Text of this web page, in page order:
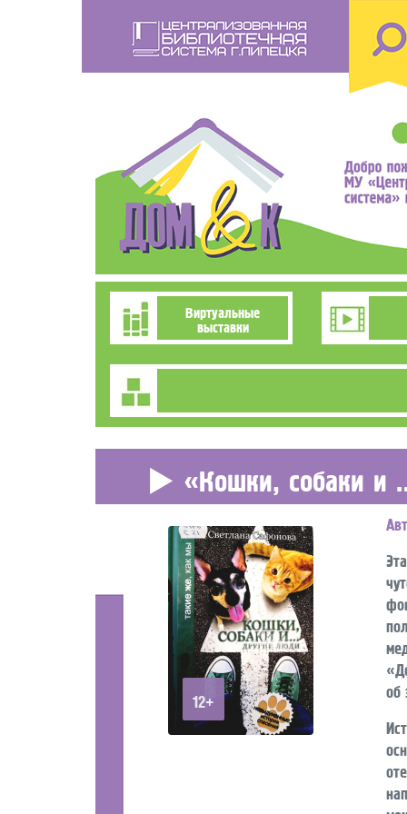
Познавательно-
развлекательное
Виртуальные
выставки
«Кошки, собаки и
12+
об